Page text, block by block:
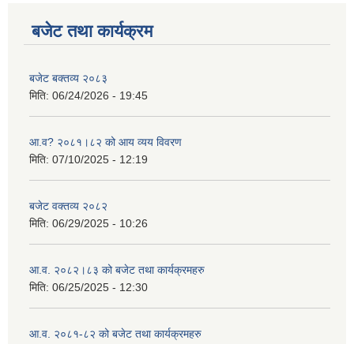
बजेट तथा कार्यक्रम
बजेट बक्तव्य २०८३
मिति: 06/24/2026 - 19:45
आ.व? २०८१।८२ को आय व्यय विवरण
मिति: 07/10/2025 - 12:19
बजेट वक्तव्य २०८२
मिति: 06/29/2025 - 10:26
आ.व. २०८२।८३ को बजेट तथा कार्यक्रमहरु
मिति: 06/25/2025 - 12:30
आ.व. २०८१-८२ को बजेट तथा कार्यक्रमहरु